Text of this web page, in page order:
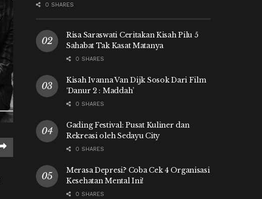
0 SHARES
Risa Saraswati Ceritakan Kisah Pilu 5
Sahabat Tak Kasat Matanya
0 SHARES
Kisah Ivanna Van Dijk Sosok Dari Film
‘Danur 2 : Maddah’
0 SHARES
Gading Festival: Pusat Kuliner dan
Rekreasi oleh Sedayu City
0 SHARES
Merasa Depresi? Coba Cek 4 Organisasi
Kesehatan Mental Ini!
0 SHARES